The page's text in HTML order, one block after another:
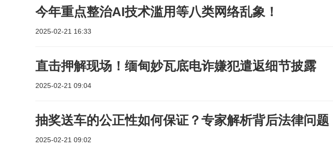
今年重点整治AI技术滥用等八类网络乱象！
2025-02-21 16:33
直击押解现场！缅甸妙瓦底电诈嫌犯遣返细节披露
2025-02-21 09:04
抽奖送车的公正性如何保证？专家解析背后法律问题
2025-02-21 09:02